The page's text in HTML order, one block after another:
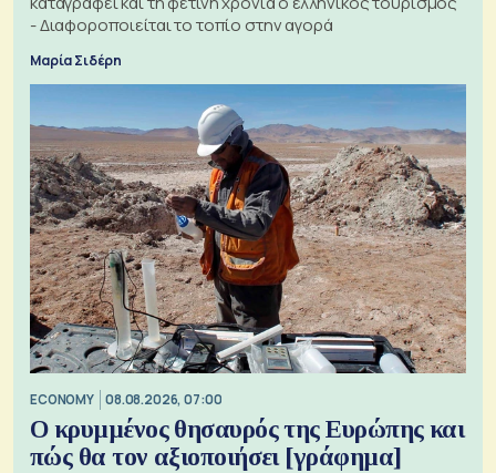
- Διαφοροποιείται το τοπίο στην αγορά
Μαρία Σιδέρη
ECONOMY 08.08.2026, 07:00
Ο κρυμμένος θησαυρός της Ευρώπης και
πώς θα τον αξιοποιήσει [γράφημα]